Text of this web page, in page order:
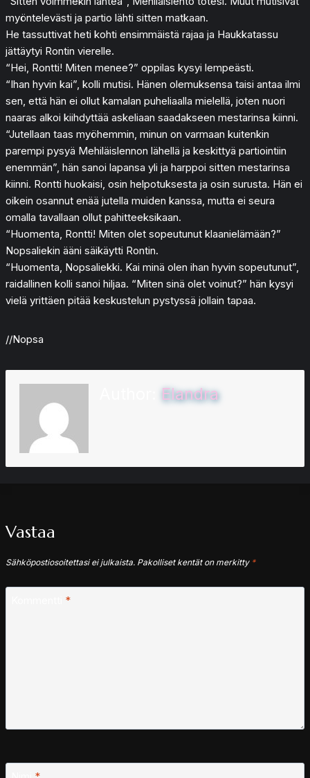
myöntelevästi ja partio lähti sitten matkaan.
He tassuttivat heti kohti ensimmäistä rajaa ja Haukkatassu
jättäytyi Rontin vierelle.
“Hei, Rontti! Miten menee?” oppilas kysyi lempeästi.
“Ihan hyvin kai”, kolli mutisi. Hänen olemuksensa taisi antaa ilmi
sen, että hän ei ollut kamalan puheliaalla mielellä, joten nuori
naaras alkoi kiihdyttää askeliaan saadakseen mestarinsa kiinni.
“Jutellaan taas myöhemmin, minun on varmaan kuitenkin
parempi pysyä Mehiläislennon lähellä ja keskittyä partiointiin
enemmän”, hän sanoi lapansa yli ja harppoi sitten mestarinsa
kiinni. Rontti huokaisi, osin helpotuksesta ja osin surusta. Hän ei
oikein osannut enää jutella muiden kanssa, mutta ei seura
omalla tavallaan ollut pahitteeksikaan.
“Huomenta, Rontti! Miten olet sopeutunut klaanielämään?”
Nopsaliekin ääni säikäytti Rontin.
“Huomenta, Nopsaliekki. Kai minä olen ihan hyvin sopeutunut”,
raidallinen kolli sanoi hiljaa. “Miten sinä olet voinut?” hän kysyi
vielä yrittäen pitää keskustelun pystyssä jollain tapaa.
//Nopsa
Elandra
Vastaa
Sähköpostiosoitettasi ei julkaista. Pakolliset kentät on merkitty *
*